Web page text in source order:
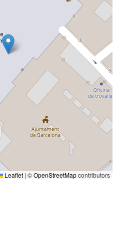
Leaflet | ©OpenStreetMapcontributors